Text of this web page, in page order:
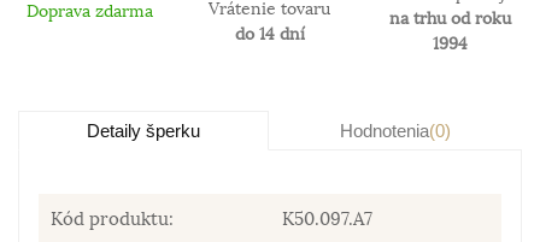
Doprava zdarma
Vrátenie tovaru
do 14 dní
na trhu od roku
1994
Detaily šperku Hodnotenia(0)
Kód produktu: K50.097.A7